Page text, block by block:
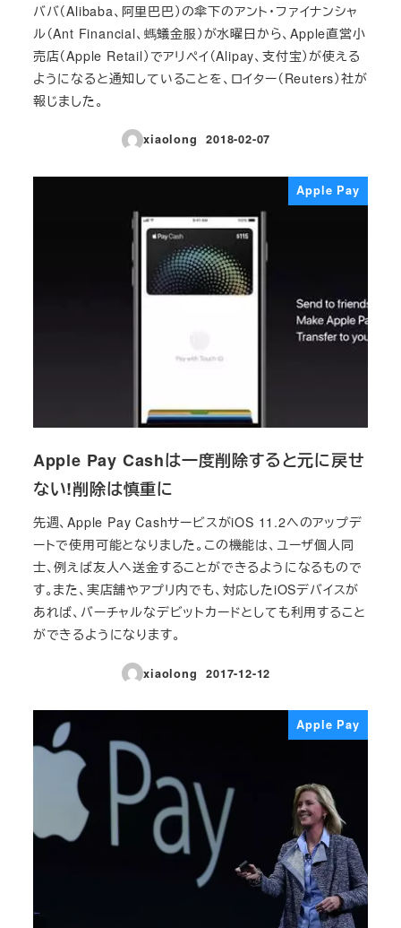
ババ（Alibaba、阿里巴巴）の傘下のアント・ファイナンシャ
ル（Ant Financial、螞蟻金服）が水曜日から、Apple直営小
売店（Apple Retail）でアリペイ（Alipay、支付宝）が使える
ようになると通知していることを、ロイター（Reuters）社が
報じました。
xiaolong
投稿日
2018-02-07
Apple Pay
Apple Pay Cashは一度削除すると元に戻せ
ない!削除は慎重に
先週、Apple Pay CashサービスがiOS 11.2へのアップデ
ートで使用可能となりました。この機能は、ユーザ個人同
士、例えば友人へ送金することができるようになるもので
す。また、実店舗やアプリ内でも、対応したiOSデバイスが
あれば、バーチャルなデビットカードとしても利用すること
ができるようになります。
xiaolong
投稿日
2017-12-12
Apple Pay